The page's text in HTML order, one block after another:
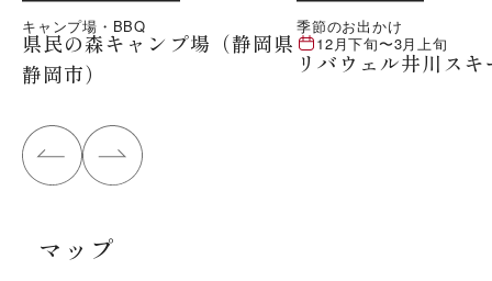
キャンプ場・BBQ
県民の森キャンプ場（静岡県
静岡市）
季節のお出かけ
12月下旬〜3月上旬
リバウェル井川スキ
マップ